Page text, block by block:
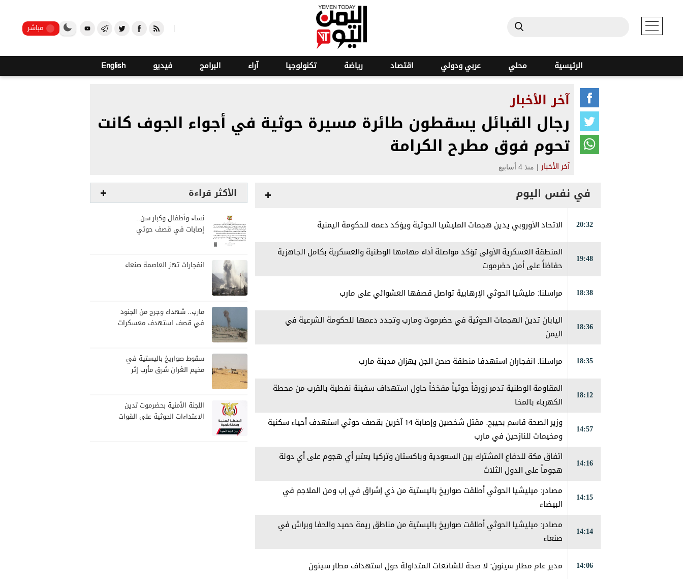
صنعاء مباشر
الرئيسية محلي عربي ودولي اقتصاد رياضة تكنولوجيا آراء البرامج فيديو English
آخر الأخبار
رجال القبائل يسقطون طائرة مسيرة حوثية في أجواء الجوف كانت
تحوم فوق مطرح الكرامة
آخر الأخبار | منذ 4 أسابيع
في نفس اليوم
20:32 الاتحاد الأوروبي يدين هجمات المليشيا الحوثية ويؤكد دعمه للحكومة اليمنية
19:48
المنطقة العسكرية الأولى تؤكد مواصلة أداء مهامها الوطنية والعسكرية بكامل الجاهزية
حفاظاً على أمن حضرموت
18:38 مراسلنا: مليشيا الحوثي الإرهابية تواصل قصفها العشوائي على مارب
18:36
اليابان تدين الهجمات الحوثية في حضرموت ومارب وتجدد دعمها للحكومة الشرعية في
اليمن
18:35 مراسلنا: انفجاران استهدفا منطقة صحن الجن يهزان مدينة مارب
18:12
المقاومة الوطنية تدمر زورقاً حوثياً مفخخاً حاول استهداف سفينة نفطية بالقرب من محطة
الكهرباء بالمخا
14:57
وزير الصحة قاسم بحيبح: مقتل شخصين وإصابة 14 آخرين بقصف حوثي استهدف أحياء سكنية
ومخيمات للنازحين في مارب
14:16
اتفاق مكة للدفاع المشترك بين السعودية وباكستان وتركيا يعتبر ‏أي هجوم على أي دولة
هجوماً على الدول الثلاث
14:15
مصادر: ميليشيا الحوثي أطلقت صواريخ باليستية من ذي إشراق في إب ومن الملاجم في
البيضاء
14:14
مصادر: ميليشيا الحوثي أطلقت صواريخ باليستية من مناطق ريمة حميد والحفا وبراش في
صنعاء
14:06 مدير عام مطار سيئون: لا صحة للشائعات المتداولة حول استهداف مطار سيئون
الأكثر قراءة
نساء وأطفال وكبار سن..
إصابات في قصف حوثي
انفجارات تهز العاصمة صنعاء
مارب.. شهداء وجرح من الجنود
في قصف استهدف معسكرات
سقوط صواريخ باليستية في
مخيم الغران شرق مأرب إثر
اللجنة الأمنية بحضرموت تدين
الاعتداءات الحوثية على القوات